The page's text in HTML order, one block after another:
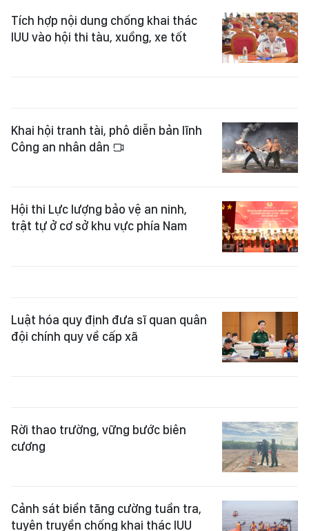
Tích hợp nội dung chống khai thác
IUU vào hội thi tàu, xuồng, xe tốt
Khai hội tranh tài, phô diễn bản lĩnh
Công an nhân dân
Hội thi Lực lượng bảo vệ an ninh,
trật tự ở cơ sở khu vực phía Nam
Luật hóa quy định đưa sĩ quan quân
đội chính quy về cấp xã
Rời thao trường, vững bước biên
cương
Cảnh sát biển tăng cường tuần tra,
tuyên truyền chống khai thác IUU